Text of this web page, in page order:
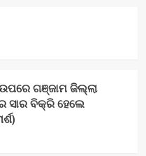
ଗଞ୍ଜାମ ଜିଲ୍ଲା
ସାର ବିକ୍ରି ହେଲେ